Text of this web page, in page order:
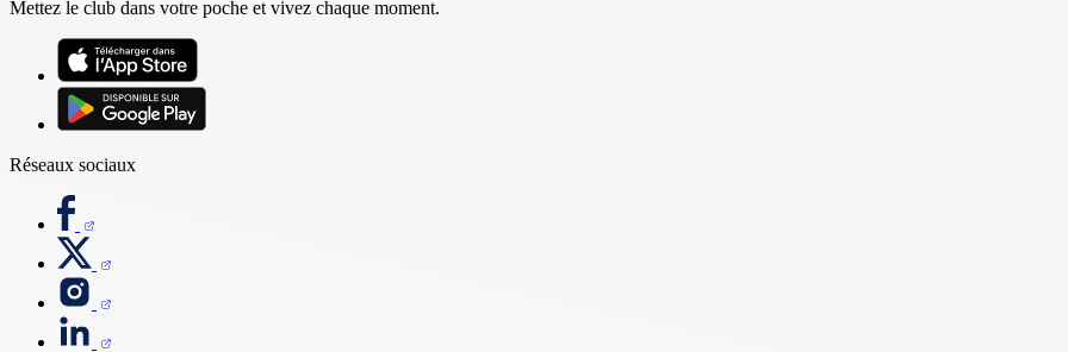
Mettez le club dans votre poche et vivez chaque moment.
Réseaux sociaux